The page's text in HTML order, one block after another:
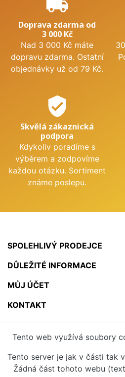
Doprava zdarma od
3 000 Kč
Nad 3 000 Kč máte
dopravu zdarma. Ostatní
objednávky už od 79 Kč.
verified_user
Skvělá zákaznická
podpora
Kdykoliv poradíme s
výběrem a zodpovíme
každou otázku. Sortiment
známe poslepu.
SPOLEHLIVÝ PRODEJCE
DŮLEŽITÉ INFORMACE
MŮJ ÚČET
KONTAKT
Tento web využívá soubory
Tento server je jak v části tak
Žádná část tohoto webu